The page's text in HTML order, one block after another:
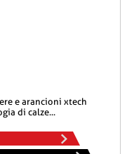
di calze...